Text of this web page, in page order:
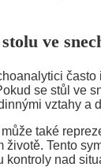
ve
často
se stůl ve
vztahy a
také
Tento
kontroly nad